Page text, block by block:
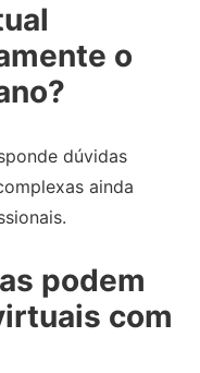
o
dúvidas
ainda
podem
com